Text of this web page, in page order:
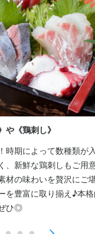
《鶏刺し》
期によって数種類が
新鮮な鶏刺しもご用
の味わいを贅沢にご
を豊富に取り揃え♪本
ひ◎
場などの調理業務全般
験でもご安心ください